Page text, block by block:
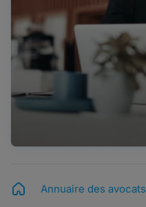
Annuaire des avocats